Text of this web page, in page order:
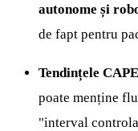
autonome și
de fapt pentru
Tendințele
poate menține
"interval